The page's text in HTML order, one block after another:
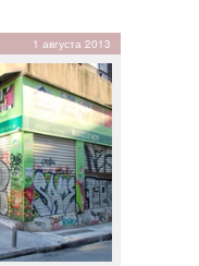
1 августа 2013